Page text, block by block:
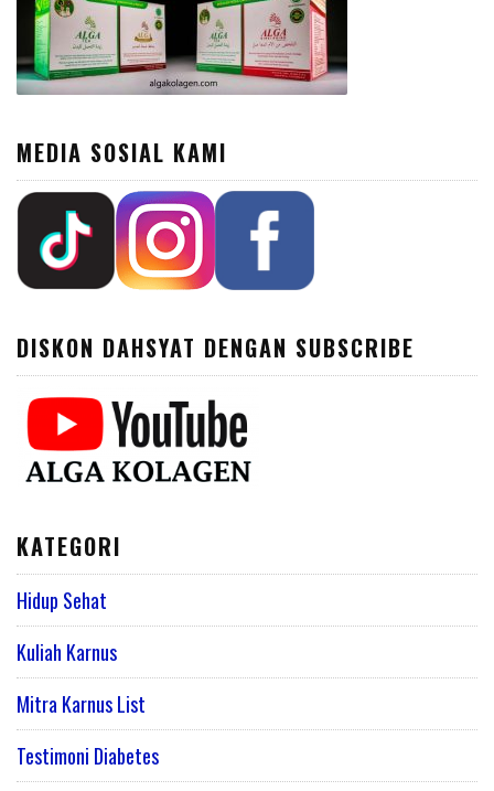
MEDIA SOSIAL KAMI
DISKON DAHSYAT DENGAN SUBSCRIBE
KATEGORI
Hidup Sehat
Kuliah Karnus
Mitra Karnus List
Testimoni Diabetes